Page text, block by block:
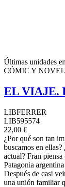
Últimas unidades
CÓMIC Y
EL VIAJE.
LIBFERRER
LIB595574
22,00 €
¿Por qué son tan
buscamos en
actual? Fran
Patagonia
Después de casi
una unión familiar